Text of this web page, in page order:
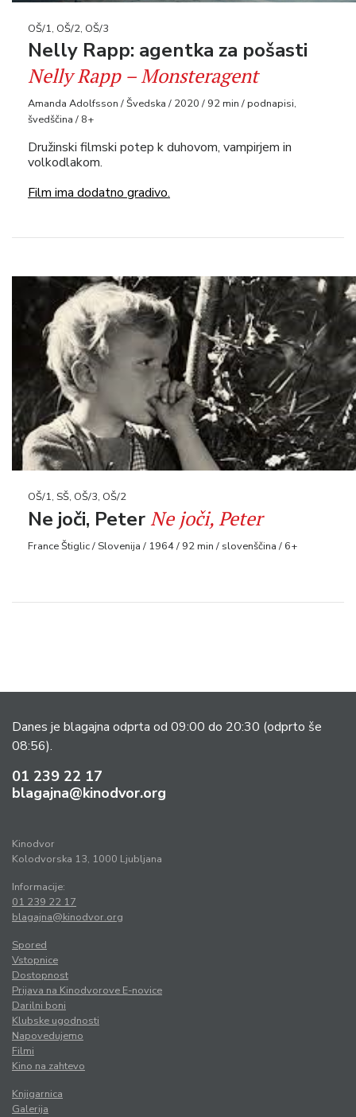
OŠ/1, OŠ/2, OŠ/3
Nelly Rapp: agentka za pošasti
Nelly Rapp – Monsteragent
Amanda Adolfsson / Švedska / 2020 / 92 min / podnapisi,
švedščina / 8+
Družinski filmski potep k duhovom, vampirjem in
volkodlakom.
Film ima dodatno gradivo.
OŠ/1, SŠ, OŠ/3, OŠ/2
Ne joči, PeterNe joči, Peter
France Štiglic / Slovenija / 1964 / 92 min / slovenščina / 6+
Danes je blagajna odprta od 09:00 do 20:30 (odprto še
08:56).
01 239 22 17
blagajna@kinodvor.org
Kinodvor
Kolodvorska 13, 1000 Ljubljana
Informacije:
01 239 22 17
blagajna@kinodvor.org
Spored
Vstopnice
Dostopnost
Prijava na Kinodvorove E-novice
Darilni boni
Klubske ugodnosti
Napovedujemo
Filmi
Kino na zahtevo
Knjigarnica
Galerija